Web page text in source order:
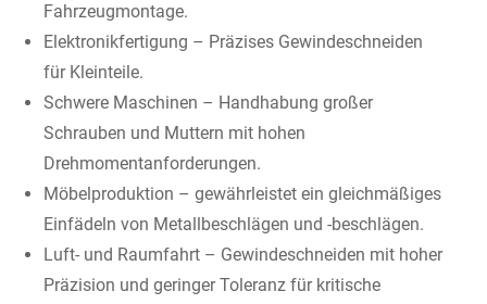
Fahrzeugmontage.
Elektronikfertigung – Präzises Gewindeschneiden
für Kleinteile.
Schwere Maschinen – Handhabung großer
Schrauben und Muttern mit hohen
Drehmomentanforderungen.
Möbelproduktion – gewährleistet ein gleichmäßiges
Einfädeln von Metallbeschlägen und -beschlägen.
Luft- und Raumfahrt – Gewindeschneiden mit hoher
Präzision und geringer Toleranz für kritische